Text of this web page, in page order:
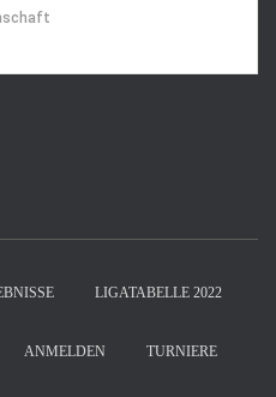
LIGATABELLE 2022
ANMELDEN TURNIERE